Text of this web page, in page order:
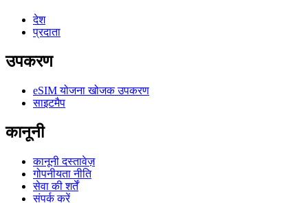
देश
प्रदाता
उपकरण
eSIM योजना खोजक उपकरण
साइटमैप
कानूनी
कानूनी दस्तावेज़
गोपनीयता नीति
सेवा की शर्तें
संपर्क करें